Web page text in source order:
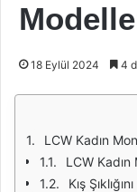
18 Eylül 2024 4
LCW Kadın
LCW
Kış